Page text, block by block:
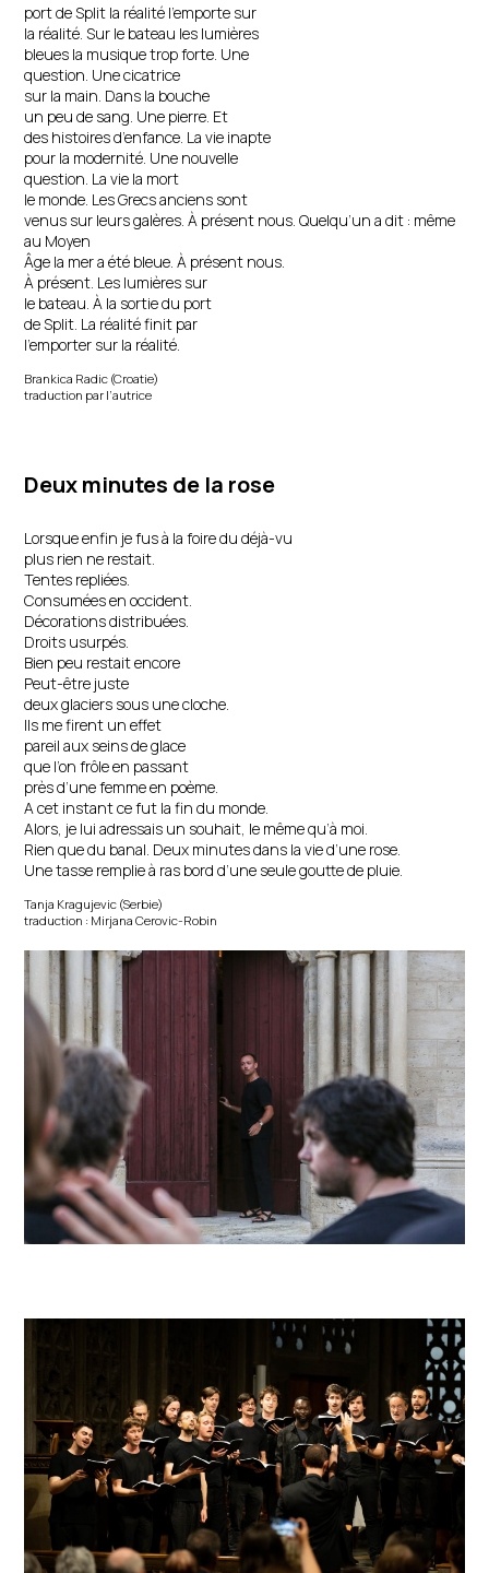
minarets, et fait la richesse de ce paysage sensible et tangible,
vibrant et vivant.
A la lumière de nos chants et à l’ombre de nos textes, c’est l’unité
de ces habitudes dans la diversité de ces cultures que nous
voulons vous partager. Mais vous aurez compris que les Balkans,
racontés en contrepoint entre des rythmes ancestraux et des
poèmes contemporains, ne sont que le plus beau des prétextes
pour mieux questionner ici et maintenant le devenir de notre
monde. C’est une réflexion commune sur l’aujourd’hui de
chacun d’entre nous pour mieux placer demain, ensemble, sur le
chemin que nous aurons choisi : celui de la paix et de la félicité.
Loïk Blanvillain
port de Split la réalité l’emporte sur
la réalité. Sur le bateau les lumières
bleues la musique trop forte. Une
question. Une cicatrice
sur la main. Dans la bouche
un peu de sang. Une pierre. Et
des histoires d’enfance. La vie inapte
pour la modernité. Une nouvelle
question. La vie la mort
le monde. Les Grecs anciens sont
venus sur leurs galères. À présent nous. Quelqu’un a dit : même
au Moyen
Âge la mer a été bleue. À présent nous.
À présent. Les lumières sur
le bateau. À la sortie du port
de Split. La réalité finit par
l’emporter sur la réalité.
Brankica Radic (Croatie)
traduction par l’autrice
Deux minutes de la rose
Lorsque enfin je fus à la foire du déjà-vu
plus rien ne restait.
Tentes repliées.
Consumées en occident.
Décorations distribuées.
Droits usurpés.
Bien peu restait encore
Peut-être juste
deux glaciers sous une cloche.
Ils me firent un effet
pareil aux seins de glace
que l’on frôle en passant
près d’une femme en poème.
A cet instant ce fut la fin du monde.
Alors, je lui adressais un souhait, le même qu’à moi.
Rien que du banal. Deux minutes dans la vie d’une rose.
Une tasse remplie à ras bord d’une seule goutte de pluie.
Tanja Kragujevic (Serbie)
traduction : Mirjana Cerovic-Robin